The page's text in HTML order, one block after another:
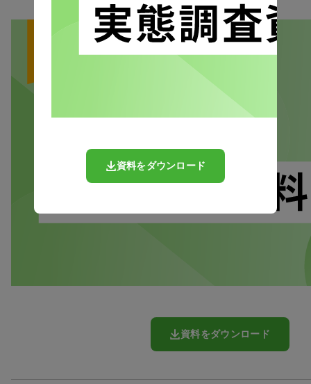
資料をダウンロード
資料をダウンロード